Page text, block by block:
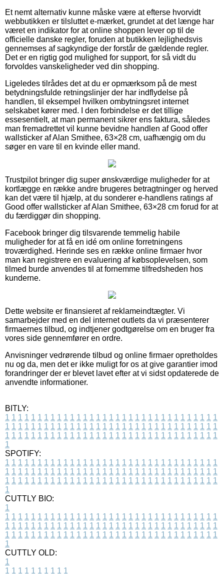
Et nemt alternativ kunne måske være at efterse hvorvidt
webbutikken er tilsluttet e-mærket, grundet at det længe har
været en indikator for at online shoppen lever op til de
officielle danske regler, foruden at butikken lejlighedsvis
gennemses af sagkyndige der forstår de gældende regler.
Det er en rigtig god mulighed for support, for så vidt du
forvoldes vanskeligheder ved din shopping.
Ligeledes tilrådes det at du er opmærksom på de mest
betydningsfulde retningslinjer der har indflydelse på
handlen, til eksempel hvilken ombytningsret internet
selskabet kører med. I den forbindelse er det tillige
essesentielt, at man permanent sikrer ens faktura, således
man fremadrettet vil kunne bevidne handlen af Good offer
wallsticker af Alan Smithee, 63×28 cm, uafhængig om du
søger en vare til en kvinde eller mand.
Trustpilot bringer dig super ønskværdige muligheder for at
kortlægge en række andre brugeres betragtninger og herved
kan det være til hjælp, at du sonderer e-handlens ratings af
Good offer wallsticker af Alan Smithee, 63×28 cm forud for at
du færdiggør din shopping.
Facebook bringer dig tilsvarende temmelig habile
muligheder for at få en idé om online forretningens
troværdighed. Herinde ses en række online firmaer hvor
man kan registrere en evaluering af købsoplevelsen, som
tilmed burde anvendes til at fornemme tilfredsheden hos
kunderne.
Dette website er finansieret af reklameindtægter. Vi
samarbejder med en del internet outlets da vi præsenterer
firmaernes tilbud, og indtjener godtgørelse om en bruger fra
vores side gennemfører en ordre.
Anvisninger vedrørende tilbud og online firmaer opretholdes
nu og da, men det er ikke muligt for os at give garantier imod
forandringer der er blevet lavet efter at vi sidst opdaterede de
anvendte informationer.
BITLY:
1 1 1 1 1 1 1 1 1 1 1 1 1 1 1 1 1 1 1 1 1 1 1 1 1 1 1 1 1 1 1 1 1
1 1 1 1 1 1 1 1 1 1 1 1 1 1 1 1 1 1 1 1 1 1 1 1 1 1 1 1 1 1 1 1 1
1 1 1 1 1 1 1 1 1 1 1 1 1 1 1 1 1 1 1 1 1 1 1 1 1 1 1 1 1 1 1 1 1
1
SPOTIFY:
1 1 1 1 1 1 1 1 1 1 1 1 1 1 1 1 1 1 1 1 1 1 1 1 1 1 1 1 1 1 1 1 1
1 1 1 1 1 1 1 1 1 1 1 1 1 1 1 1 1 1 1 1 1 1 1 1 1 1 1 1 1 1 1 1 1
1 1 1 1 1 1 1 1 1 1 1 1 1 1 1 1 1 1 1 1 1 1 1 1 1 1 1 1 1 1 1 1 1
1
CUTTLY BIO:
1
1 1 1 1 1 1 1 1 1 1 1 1 1 1 1 1 1 1 1 1 1 1 1 1 1 1 1 1 1 1 1 1 1
1 1 1 1 1 1 1 1 1 1 1 1 1 1 1 1 1 1 1 1 1 1 1 1 1 1 1 1 1 1 1 1 1
1 1 1 1 1 1 1 1 1 1 1 1 1 1 1 1 1 1 1 1 1 1 1 1 1 1 1 1 1 1 1 1 1
1
CUTTLY OLD:
1
1 1 1 1 1 1 1 1 1 1